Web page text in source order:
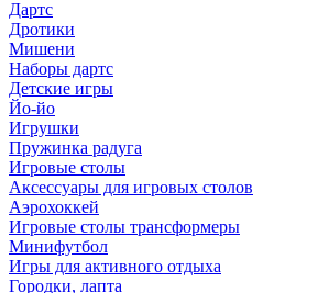
Дартс
Дротики
Мишени
Наборы дартс
Детские игры
Йо-йо
Игрушки
Пружинка радуга
Игровые столы
Аксессуары для игровых столов
Аэрохоккей
Игровые столы трансформеры
Минифутбол
Игры для активного отдыха
Городки, лапта